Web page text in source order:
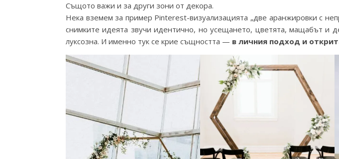
Същото важи и за други зони от декора.
Нека вземем за пример Pinterest-визуализацията „две аранжировки с
снимките идеята звучи идентично, но усещането, цветята, мащабът и
луксозна. И именно тук се крие същността — в личния подход и